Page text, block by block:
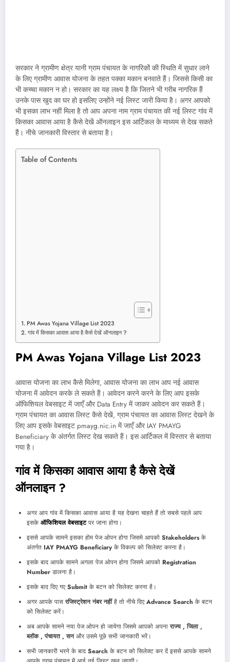
सरकार ने ग्रामीण क्षेत्र यानी ग्राम पंचायत के नागरिकों की स्थिति में सुधार लाने
के लिए ग्रामीण आवास योजना के तहत पक्का मकान बनवाते हैं। जिससे किसी का
भी कच्चा मकान न हो। सरकार का यह लक्ष्य है कि जितने भी गरीब नागरिक हैं
उनके पास खुद का घर हो इसलिए उन्होंने नई लिस्ट जारी किया है। अगर आपको
भी इसका लाभ नहीं मिला है तो आप अपना नाम ग्राम पंचायत की नई लिस्ट गांव में
किसका आवास आया है कैसे देखें ऑनलाइन इस आर्टिकल के माध्यम से देख सकते
हैं। नीचे जानकारी विस्तार से बताया है।
Table of Contents
PM Awas Yojana Village List 2023
गांव में किसका आवास आया है कैसे देखें ऑनलाइन ?
PM Awas Yojana Village List 2023
आवास योजना का लाभ कैसे मिलेगा, आवास योजना का लाभ आप नई आवास
योजना में आवेदन करके ले सकते हैं। आवेदन करने करने के लिए आप इसके
ऑफिशियल वेबसाइट में जाएँ और Data Entry में जाकर आवेदन कर सकते हैं।
ग्राम पंचायत का आवास लिस्ट कैसे देखें, ग्राम पंचायत का आवास लिस्ट देखने के
लिए आप इसके वेबसाइट pmayg.nic.in में जाएँ और IAY PMAYG
Beneficiary के अंतर्गत लिस्ट देख सकते हैं। इस आर्टिकल में विस्तार से बताया
गया है।
गांव में किसका आवास आया है कैसे देखें
ऑनलाइन ?
अगर आप गांव में किसका आवास आया है यह देखना चाहते हैं तो सबसे पहले आप
इसके ऑफिशियल वेबसाइटपर जाना होगा।
इससे आपके सामने इसका होम पेज ओपन होगा जिसमे आपको Stakeholdersके
अंतर्गत IAY PMAYG Beneficiaryके विकल्प को सिलेक्ट करना है।
इसके बाद आपके सामने अगला पेज ओपन होगा जिसमे आपको Registration
Number डालना है।
इसके बाद दिए गएSubmit के बटन को सिलेक्ट करना है।
अगर आपके पास रजिस्ट्रेशन नंबर नहींहै तो नीचे दिएAdvance Search के बटन
को सिलेक्ट करें।
अब आपके सामने नया पेज ओपन हो जायेगा जिसमे आपको अपना राज्य , जिला ,
ब्लॉक , पंचायत , सनऔर उसमे पूछे सभी जानकारी भरें।
सभी जानकारी भरने के बाद Search के बटन को सिलेक्ट कर दें इससे आपके सामने